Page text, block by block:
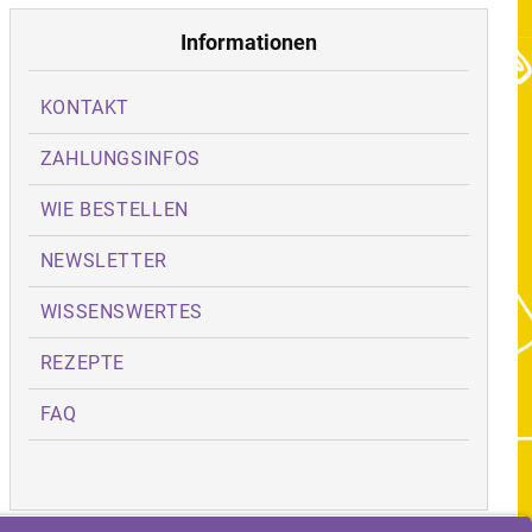
Informationen
KONTAKT
ZAHLUNGSINFOS
WIE BESTELLEN
NEWSLETTER
WISSENSWERTES
REZEPTE
FAQ